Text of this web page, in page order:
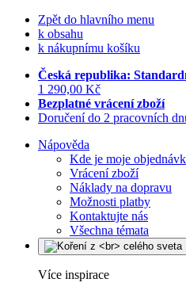
Zpět do hlavního menu
k obsahu
k nákupnímu košíku
Česká republika:
1 290,00 Kč
Bezplatné vrácení zboží
Doručení do 2 pracovních
Nápověda
Kde je moje
Vrácení zboží
Náklady na dopravu
Možnosti platby
Kontaktujte nás
Všechna témata
Více inspirace